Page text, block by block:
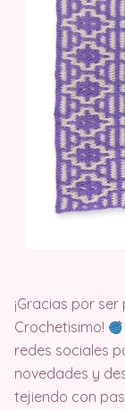
¡Gracias por
Crochetisimo!
redes sociales
novedades y
tejiendo con